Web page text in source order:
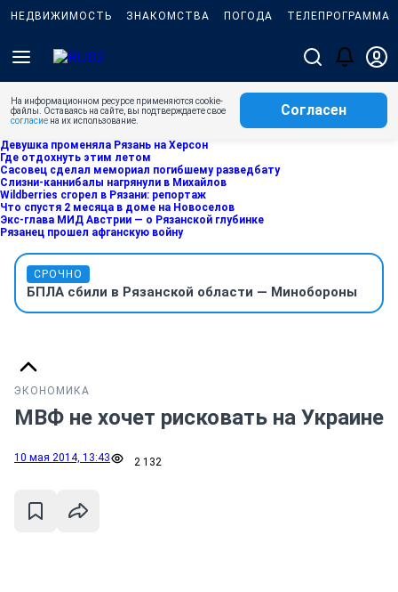
НЕДВИЖИМОСТЬ ЗНАКОМСТВА ПОГОДА ТЕЛЕПРОГРАММА
На информационном ресурсе применяются cookie-
файлы. Оставаясь на сайте, вы подтверждаете свое
согласие на их использование.
Согласен
Девушка променяла Рязань на Херсон
Где отдохнуть этим летом
Сасовец сделал мемориал погибшему разведбату
Слизни-каннибалы нагрянули в Михайлов
Wildberries сгорел в Рязани: репортаж
Что спустя 2 месяца в доме на Новоселов
Экс-глава МИД Австрии — о Рязанской глубинке
Рязанец прошел афганскую войну
СРОЧНО
БПЛА сбили в Рязанской области — Минобороны
ЭКОНОМИКА
МВФ не хочет рисковать на Украине
10 мая 2014, 13:43 2 132